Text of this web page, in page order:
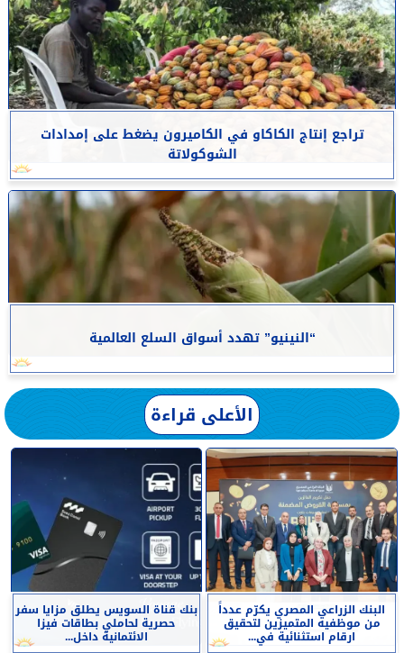
تراجع إنتاج الكاكاو في الكاميرون يضغط على إمدادات
الشوكولاتة
“النينيو” تهدد أسواق السلع العالمية
الأعلى قراءة
البنك الزراعي المصري يكرّم عدداً
من موظفيه المتميزين لتحقيق
ارقام استثنائية في...
بنك قناة السويس يطلق مزايا سفر
حصرية لحاملي بطاقات فيزا
الائتمانية داخل...